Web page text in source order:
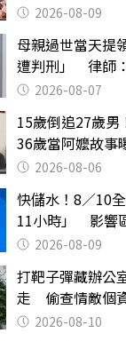
2026-08-09
母親過世當天提
遭判刑」 律師
2026-08-07
15歲倒追27歲
36歲當阿嬤故事
2026-08-06
快儲水！8／10
11小時」 影響
2026-08-09
打靶子彈藏辦公
走 偷查情敵個
2026-08-10